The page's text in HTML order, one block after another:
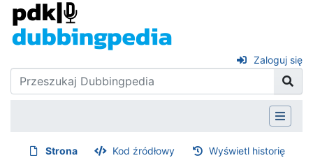
Zaloguj się
Strona Kod źródłowy Wyświetl historię